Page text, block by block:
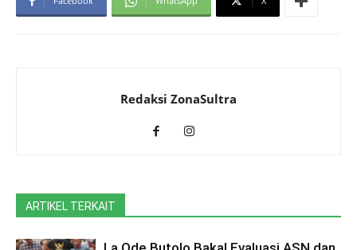
Redaksi ZonaSultra
ARTIKEL TERKAIT